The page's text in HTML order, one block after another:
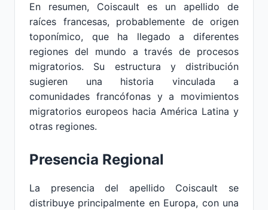
En resumen, Coiscault es un apellido de
raíces francesas, probablemente de origen
toponímico, que ha llegado a diferentes
regiones del mundo a través de procesos
migratorios. Su estructura y distribución
sugieren una historia vinculada a
comunidades francófonas y a movimientos
migratorios europeos hacia América Latina y
otras regiones.
Presencia Regional
La presencia del apellido Coiscault se
distribuye principalmente en Europa, con una